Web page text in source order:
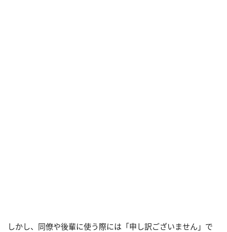
しかし、同僚や後輩に使う際には「申し訳ございません」で